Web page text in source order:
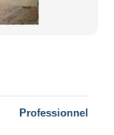
Professionnel